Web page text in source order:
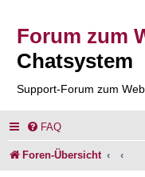
Forum zum
Chatsystem
Support-Forum zum
FAQ
Foren-Übersicht